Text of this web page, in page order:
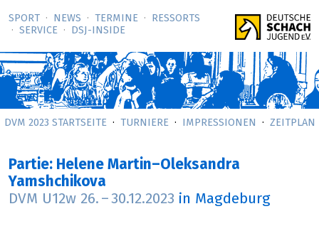
SPORT NEWS TERMINE
RESSORTS
SERVICE
DSJ-­INSIDE
DVM 2023 STARTSEITE TURNIERE IMPRESSIONEN ZEITPLAN
Partie: Helene Martin–Oleksandra
Yamshchikova
DVM U12w 26. – 30.12.2023 in Magdeburg